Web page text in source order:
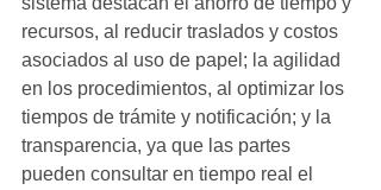
recursos, al reducir traslados y costos
asociados al uso de papel; la agilidad
en los procedimientos, al optimizar los
tiempos de trámite y notificación; y la
transparencia, ya que las partes
pueden consultar en tiempo real el